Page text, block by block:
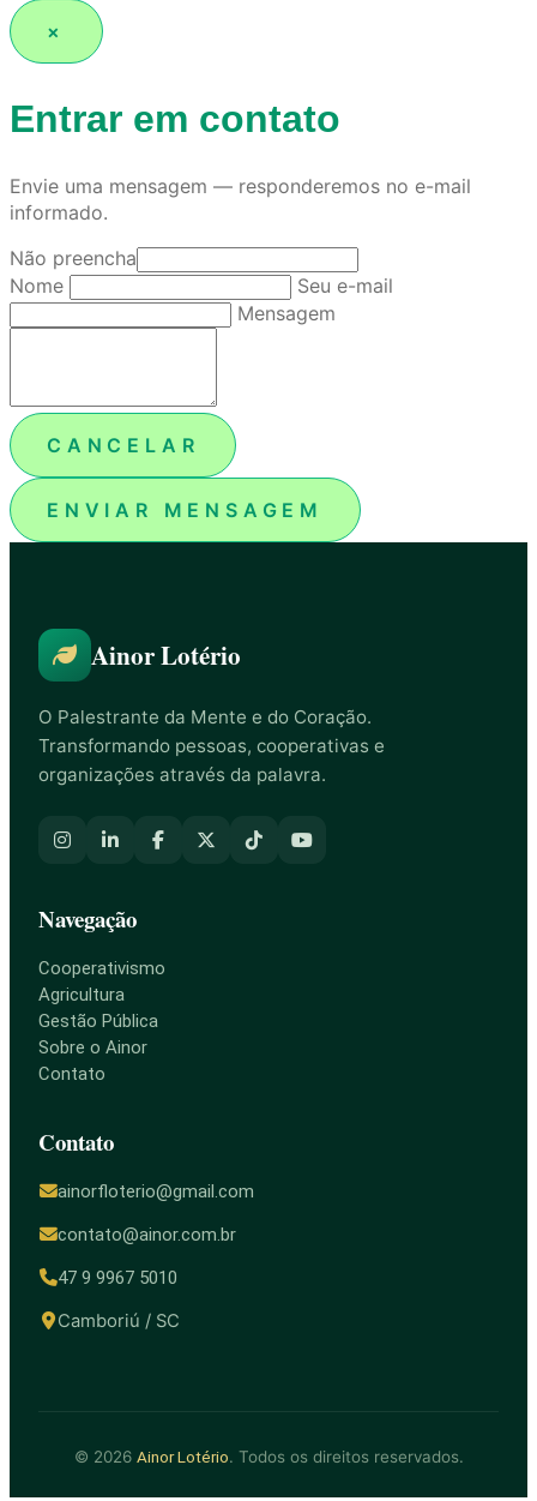
×
Entrar em contato
Envie uma mensagem — responderemos no e-mail
informado.
Não preencha
Nome
Seu e-mail
Mensagem
CANCELAR
ENVIAR MENSAGEM
Ainor Lotério
O Palestrante da Mente e do Coração.
Transformando pessoas, cooperativas e
organizações através da palavra.
Navegação
Cooperativismo
Agricultura
Gestão Pública
Sobre o Ainor
Contato
Contato
ainorfloterio@gmail.com
contato@ainor.com.br
47 9 9967 5010
Camboriú / SC
© 2026 Ainor Lotério. Todos os direitos reservados.